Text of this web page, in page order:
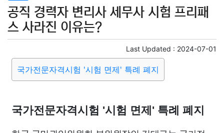
공직 경력자 변리사 세무사 시험 프리패
스 사라진 이유는?
Last Updated : 2024-07-01
국가전문자격시험 '시험 면제' 특례 폐지
국가전문자격시험 '시험 면제' 특례 폐지